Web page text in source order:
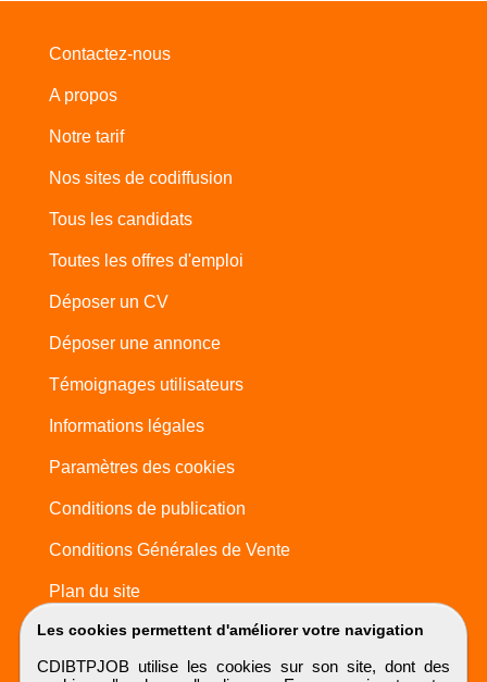
Les cookies permettent d'améliorer votre navigation
CDIBTPJOB utilise les cookies sur son site, dont des
Contactez-nous
A propos
Notre tarif
Nos sites de codiffusion
Tous les candidats
Toutes les offres d'emploi
Déposer un CV
Déposer une annonce
Témoignages utilisateurs
Informations légales
Paramètres des cookies
Conditions de publication
Conditions Générales de Vente
Plan du site